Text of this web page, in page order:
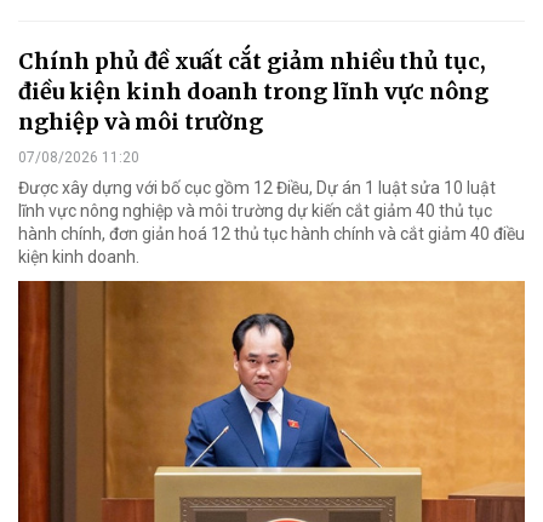
Chính phủ đề xuất cắt giảm nhiều thủ tục,
điều kiện kinh doanh trong lĩnh vực nông
nghiệp và môi trường
07/08/2026 11:20
Được xây dựng với bố cục gồm 12 Điều, Dự án 1 luật sửa 10 luật
lĩnh vực nông nghiệp và môi trường dự kiến cắt giảm 40 thủ tục
hành chính, đơn giản hoá 12 thủ tục hành chính và cắt giảm 40 điều
kiện kinh doanh.